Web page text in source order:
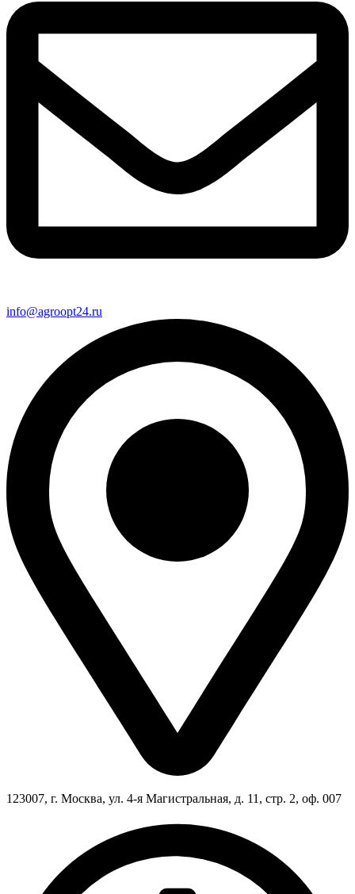
info@agroopt24.ru
123007, г. Москва, ул. 4-я Магистральная, д. 11, стр. 2, оф. 007